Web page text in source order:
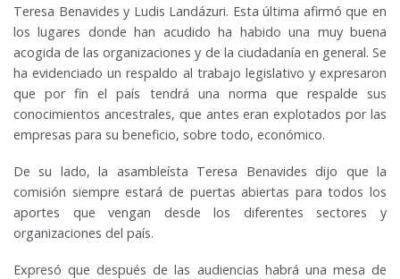
Teresa Benavides y Ludis Landázuri. Esta última afirmó que en
los lugares donde han acudido ha habido una muy buena
acogida de las organizaciones y de la ciudadanía en general. Se
ha evidenciado un respaldo al trabajo legislativo y expresaron
que por fin el país tendrá una norma que respalde sus
conocimientos ancestrales, que antes eran explotados por las
empresas para su beneficio, sobre todo, económico.
De su lado, la asambleísta Teresa Benavides dijo que la
comisión siempre estará de puertas abiertas para todos los
aportes que vengan desde los diferentes sectores y
organizaciones del país.
Expresó que después de las audiencias habrá una mesa de